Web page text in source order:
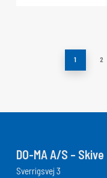
1 2
DO-MA A/S – Skive
Sverrigsvej 3